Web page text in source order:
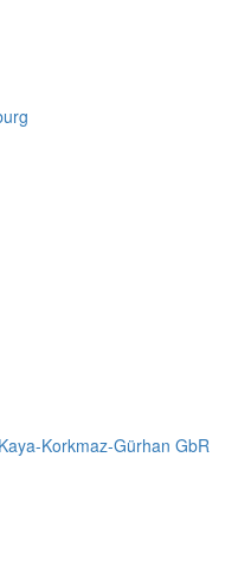
Korkmaz-Gürhan GbR